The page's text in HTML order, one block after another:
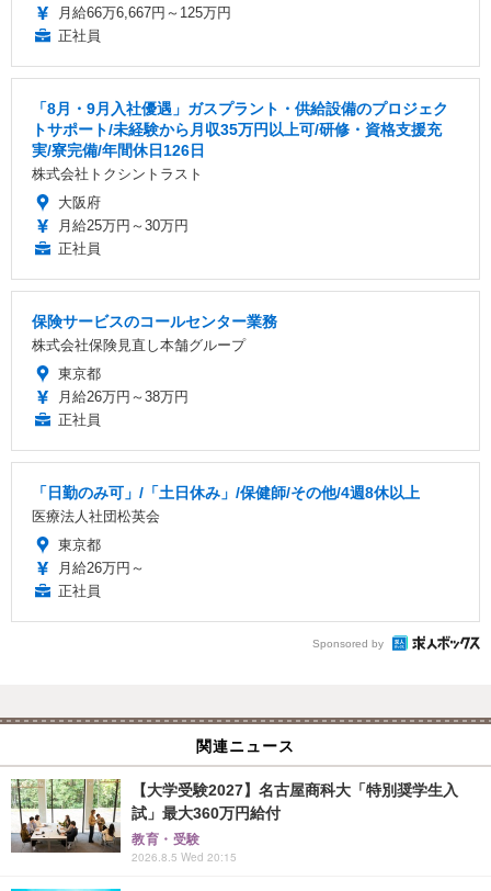
月給66万6,667円～125万円
正社員
「8月・9月入社優遇」ガスプラント・供給設備のプロジェク
トサポート/未経験から月収35万円以上可/研修・資格支援充
実/寮完備/年間休日126日
株式会社トクシントラスト
大阪府
月給25万円～30万円
正社員
保険サービスのコールセンター業務
株式会社保険見直し本舗グループ
東京都
月給26万円～38万円
正社員
「日勤のみ可」/「土日休み」/保健師/その他/4週8休以上
医療法人社団松英会
東京都
月給26万円～
正社員
Sponsored by
関連ニュース
【大学受験2027】名古屋商科大「特別奨学生入
試」最大360万円給付
教育・受験
2026.8.5 Wed 20:15